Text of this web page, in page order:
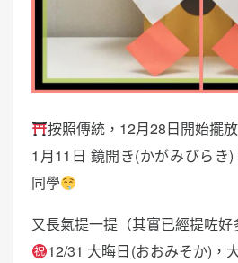
按照傳統，12月28日開始擺
1月11日 鏡開き(かがみびらき
同學
又長氣提一提（其實已經提咗好
12/31 大晦日(おおみそか)，